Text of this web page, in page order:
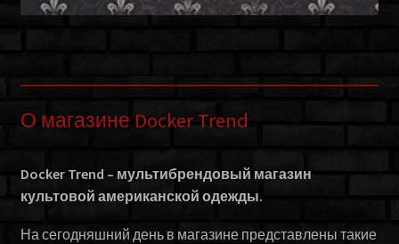
О магазине Docker Trend
Docker Trend – мультибрендовый магазин
культовой американской одежды.
На сегодняшний день в магазине представлены такие